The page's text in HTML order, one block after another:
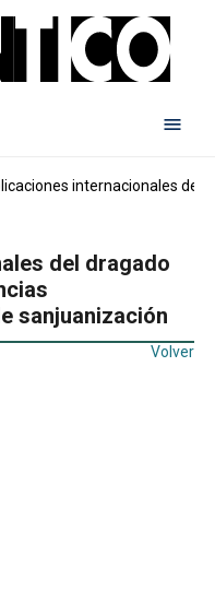
internacionales del
del dragado
sanjuanización
Volver